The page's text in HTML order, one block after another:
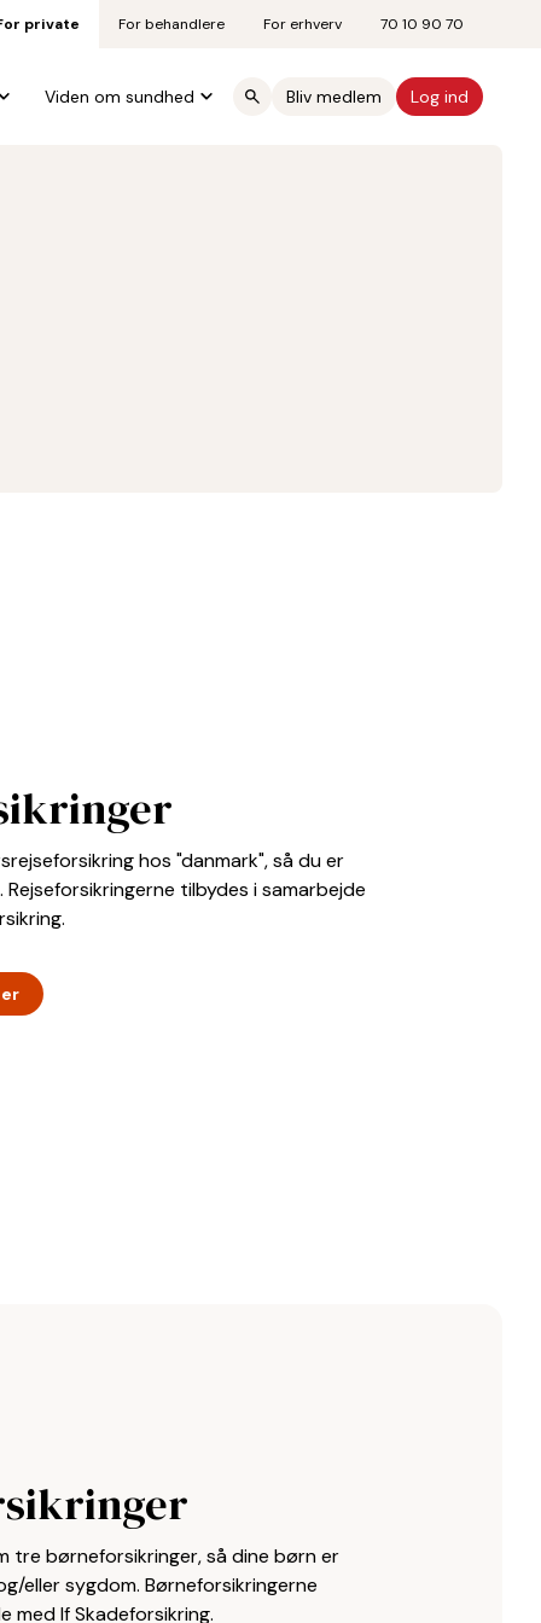
private For behandlere For erhverv 70 10 90 70
Viden om sundhed Bliv medlem Log ind
hos "danmark", så du er
tilbydes i samarbejde
tre børneforsikringer, så dine børn er
eller sygdom. Børneforsikringerne
med If Skadeforsikring.